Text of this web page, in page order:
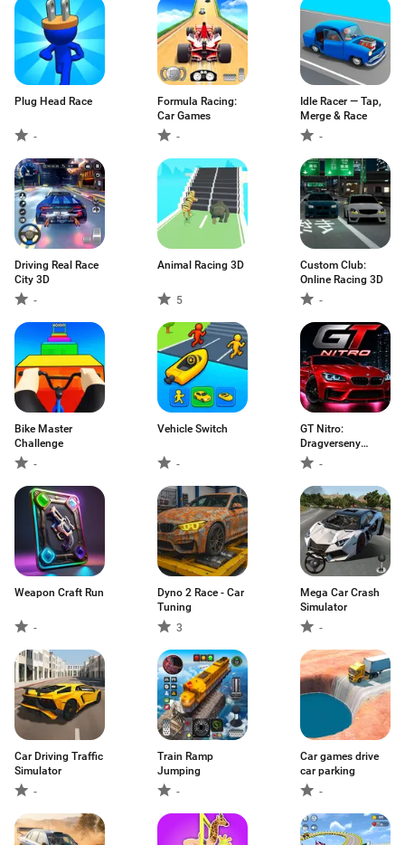
Plug Head Race
-
Formula Racing:
Car Games
-
Idle Racer — Tap,
Merge & Race
-
Driving Real Race
City 3D
-
Animal Racing 3D
5
Custom Club:
Online Racing 3D
-
Bike Master
Challenge
-
Vehicle Switch
-
GT Nitro:
Dragverseny
Autók-
Weapon Craft Run
-
Dyno 2 Race - Car
Tuning
3
Mega Car Crash
Simulator
-
Car Driving Traffic
Simulator
-
Train Ramp
Jumping
-
Car games drive
car parking
-